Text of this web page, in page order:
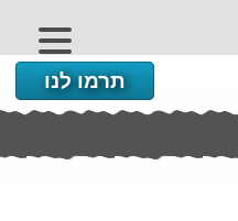
תרמו לנו